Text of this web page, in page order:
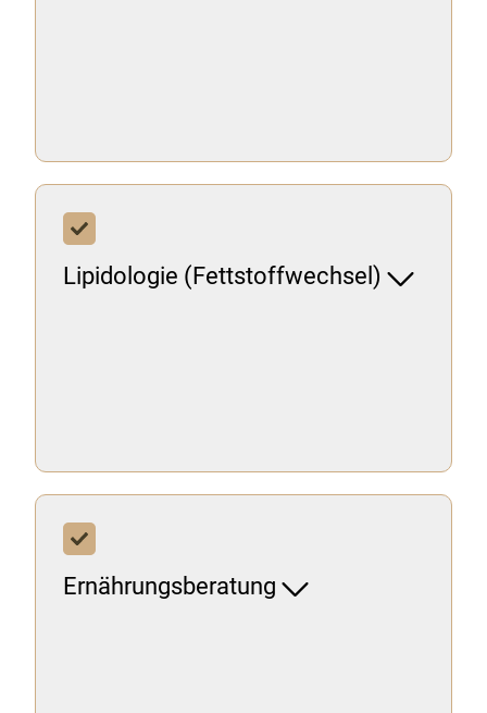
Lipidologie (Fettstoffwechsel)
Ernährungsberatung